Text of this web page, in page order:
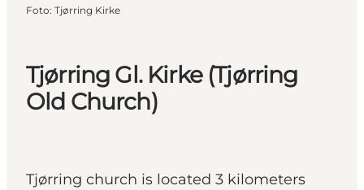
Tjørring Gl. Kirke (Tjørring
Old Church)
Tjørring church is located 3 kilometers
Foto: Tjørring Kirke